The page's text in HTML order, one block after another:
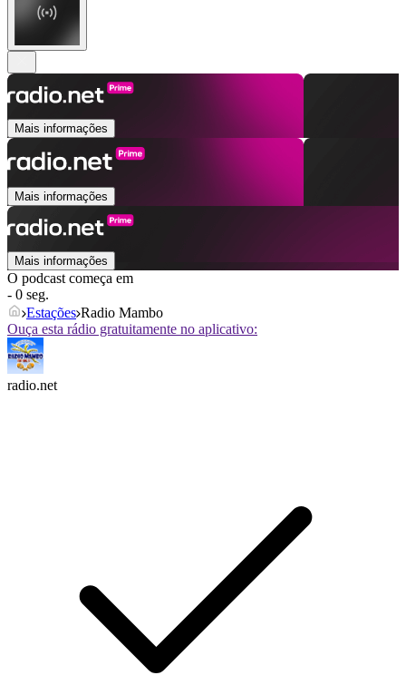
Mais informações
Mais informações
Mais informações
O podcast começa em
- 0 seg.
Estações Radio Mambo
Ouça esta rádio gratuitamente no aplicativo:
radio.net